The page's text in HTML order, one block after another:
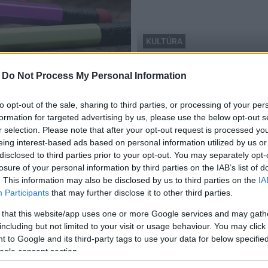
Do Not Process My Personal Information
opt-out of the sale, sharing to third parties, or processing of your
for targeted advertising by us, please use the below opt-out
selection. Please note that after your opt-out request is processed
interest-based ads based on personal information utilized by us
to third parties prior to your opt-out. You may separately
of your personal information by third parties on the IAB’s list of
This information may also be disclosed by us to third parties on the
Participants that may further disclose it to other third parties.
that this website/app uses one or more Google services and may
but not limited to your visit or usage behaviour. You may
to Google and its third-party tags to use your data for below
consent section.
részére
KULTÚRA
Három napos